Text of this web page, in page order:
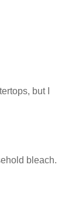
but I
bleach.